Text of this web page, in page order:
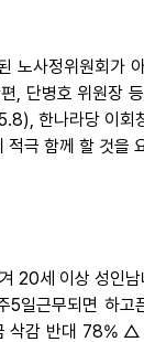
노사정위원회가
, 단병호 위원장
한나라당 이회
극 함께 할 것을
20세 이상 성인
근무되면 하
감 반대 78% △